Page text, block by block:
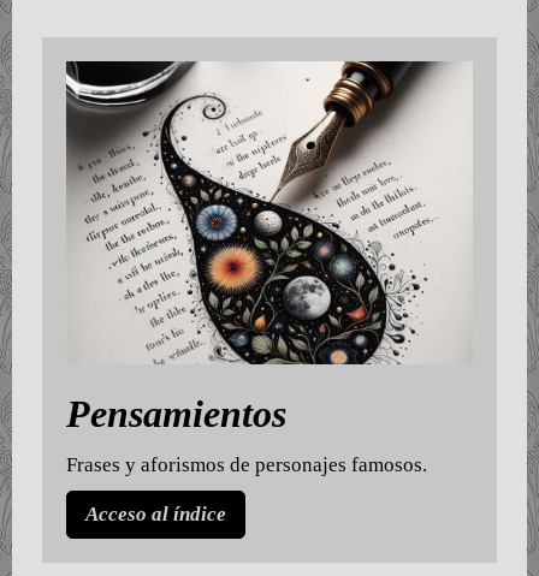
Pensamientos
Frases y aforismos de personajes famosos.
Acceso al índice